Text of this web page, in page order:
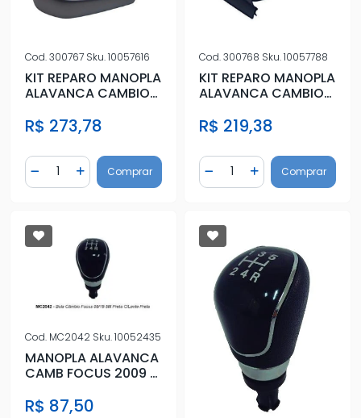
Cod.300767 Sku.10057616
KIT REPARO MANOPLA
ALAVANCA CAMBIO
AUTOMATI
R$ 273,78
Diminuir Quantidade
Quantidade
Adicionar Quantidade
Comprar
Cod.300768 Sku.10057788
KIT REPARO MANOPLA
ALAVANCA CAMBIO
AUTOMATI
R$ 219,38
Diminuir Quantidade
Quantidade
AdicionarComprar
Cod. MC2042 Sku.10052435
MANOPLA ALAVANCA
CAMB FOCUS 2009 A
C/LENTE PR
R$ 87,50